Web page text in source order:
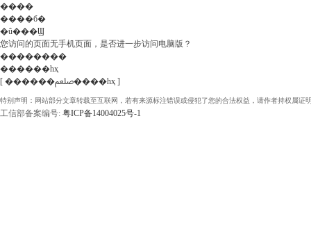
����
����б�
�û���Ϣ
您访问的页面无手机页面，是否进一步访问电脑版？
��������
������һҳ
[ ������ﷵ����һҳ ]
特别声明：网站部分文章转载至互联网，若有来源标注错误或侵犯了您的合法权益，请作者持权属证
工信部备案编号: 粤ICP备14004025号-1